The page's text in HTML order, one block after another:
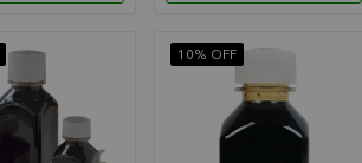
10% OFF